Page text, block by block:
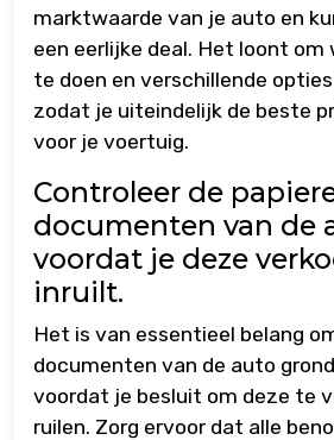
marktwaarde van je auto en
een eerlijke deal. Het loont
te doen en verschillende
zodat je uiteindelijk de beste
voor je voertuig.
Controleer de
documenten van de
voordat je deze
inruilt.
Het is van essentieel belang
documenten van de auto
voordat je besluit om deze te
ruilen. Zorg ervoor dat alle